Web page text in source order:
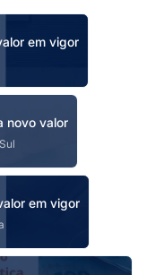
em vigor
novo valor
em vigor